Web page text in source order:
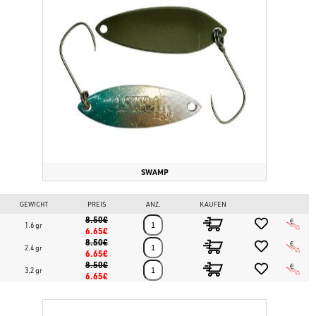
SWAMP
GEWICHT PREIS ANZ. KAUFEN
1.6 gr
8.50€
6.65€
2.4 gr
8.50€
6.65€
3.2 gr
8.50€
6.65€